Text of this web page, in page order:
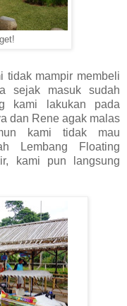
tidak mampir membeli
sejak masuk sudah
kami lakukan pada
dan Rene agak malas
kami tidak mau
Lembang Floating
kami pun langsung